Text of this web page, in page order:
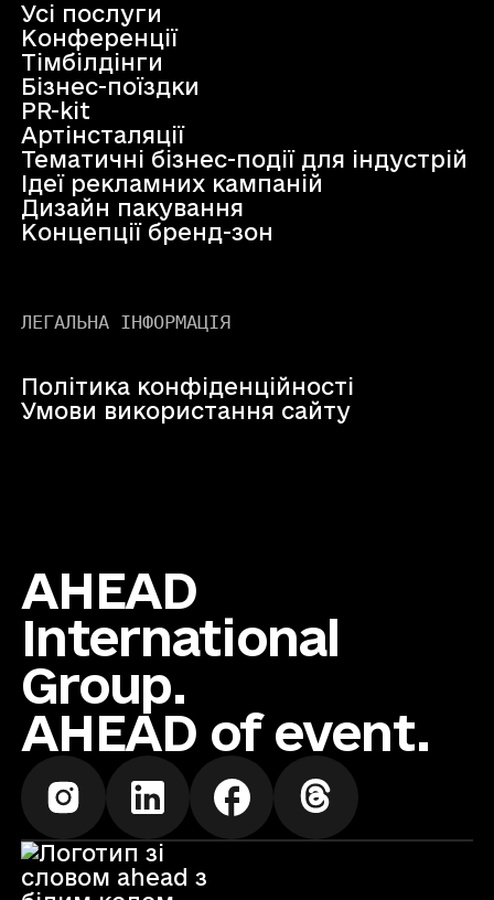
Усі послуги
Конференції
Тімбілдінги
Бізнес-поїздки
PR-kit
Артінсталяції
Тематичні бізнес-події для індустрій
Ідеї рекламних кампаній
Дизайн пакування
Концепції бренд-зон
ЛЕГАЛЬНА ІНФОРМАЦІЯ
Політика конфіденційності
Умови використання сайту
AHEAD
International
Group.
AHEAD of event.